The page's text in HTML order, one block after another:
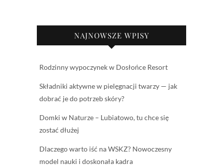
NAJNOWSZE WPISY
Rodzinny wypoczynek w Dosłońce Resort
Składniki aktywne w pielęgnacji twarzy — jak
dobrać je do potrzeb skóry?
Domki w Naturze – Lubiatowo, tu chce się
zostać dłużej
Dlaczego warto iść na WSKZ? Nowoczesny
model nauki i doskonała kadra